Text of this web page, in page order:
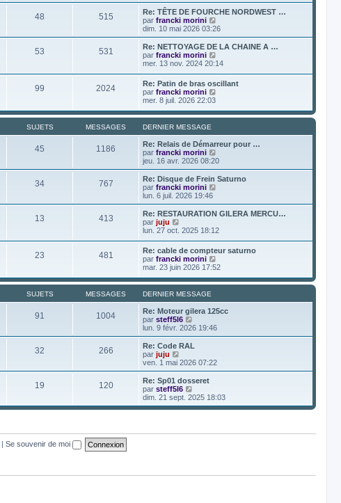
g
e
r
e
s
s
g
e
e
r
n
i
r
m
e
s
s
a
g
r
l
e
e
r
n
i
e
r
m
e
s
s
a
g
e
48 515
Re: TÊTE DE FOURCHE NORDWEST …
par francki morini
o
i
r
e
r
e
r
e
s
a
g
e
dim. 10 mai 2026 03:26
53 531
Re: NETTOYAGE DE LA CHAINE A …
par francki morini
o
l
e
i
e
m
e
s
g
e
mer. 13 nov. 2024 20:14
99 2024
Re: Patin de bras oscillant
par francki morini
r
d
e
r
n
i
e
e
s
a
g
e
mer. 8 juil. 2026 22:03
SUJETS MESSAGES DERNIER MESSAGE
45 1186
Re: Relais de Démarreur pour …
par francki morini
o
i
r
e
r
n
i
e
r
e
s
s
g
e
jeu. 16 avr. 2026 08:20
34 767
Re: Disque de Frein Saturno
par francki morini
i
r
e
e
r
i
e
r
e
s
a
g
lun. 6 juil. 2026 19:46
13 413
Re: RESTAURATION GILERA MERCU…
par juju
o
r
l
e
d
e
n
i
e
r
m
e
s
a
g
e
lun. 27 oct. 2025 18:12
23 481
Re: cable de compteur saturno
par francki morini
o
r
d
e
r
m
e
a
g
mar. 23 juin 2026 17:52
SUJETS MESSAGES DERNIER MESSAGE
91 1004
Re: Moteur gilera 125cc
par steff5l6
o
i
e
r
n
i
e
e
e
lun. 9 févr. 2026 19:46
32 266
Re: Code RAL
par juju
o
i
r
l
e
e
i
s
ven. 1 mai 2026 07:22
19 120
Re: Sp01 dosseret
par steff5l6
o
i
dim. 21 sept. 2025 18:03
| Se souvenir de moi